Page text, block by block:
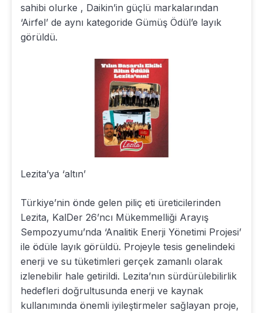
sahibi olurke , Daikin’in güçlü markalarından
‘Airfel’ de aynı kategoride Gümüş Ödül’e layık
görüldü.
Lezita’ya ‘altın’
Türkiye’nin önde gelen piliç eti üreticilerinden
Lezita, KalDer 26’ncı Mükemmelliği Arayış
Sempozyumu’nda ‘Analitik Enerji Yönetimi Projesi’
ile ödüle layık görüldü. Projeyle tesis genelindeki
enerji ve su tüketimleri gerçek zamanlı olarak
izlenebilir hale getirildi. Lezita’nın sürdürülebilirlik
hedefleri doğrultusunda enerji ve kaynak
kullanımında önemli iyileştirmeler sağlayan proje,